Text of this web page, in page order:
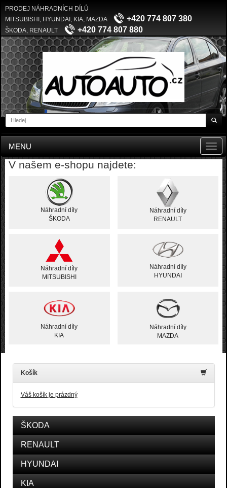
PRODEJ NÁHRADNÍCH DÍLŮ
MITSUBISHI, HYUNDAI, KIA, MAZDA
+420 774 807 380
ŠKODA, RENAULT +420 774 807 880
MENU
V našem e-shopu najdete:
Náhradní díly
ŠKODA
Náhradní díly
RENAULT
Náhradní díly
MITSUBISHI
Náhradní díly
HYUNDAI
Náhradní díly
KIA
Náhradní díly
MAZDA
Košík
Váš košík je prázdný
ŠKODA
RENAULT
HYUNDAI
KIA